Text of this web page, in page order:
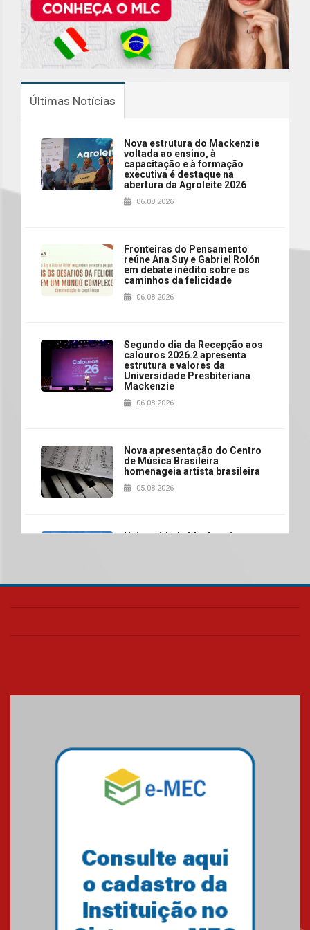
Últimas Notícias
Nova estrutura do Mackenzie
voltada ao ensino, à
capacitação e à formação
executiva é destaque na
abertura da Agroleite 2026
06.08.2026
Fronteiras do Pensamento
reúne Ana Suy e Gabriel Rolón
em debate inédito sobre os
caminhos da felicidade
06.08.2026
Segundo dia da Recepção aos
calouros 2026.2 apresenta
estrutura e valores da
Universidade Presbiteriana
Mackenzie
06.08.2026
Nova apresentação do Centro
de Música Brasileira
homenageia artista brasileira
05.08.2026
Universidade Mackenzie
das novas tecnologias em
04.08.2026
Como o Colégio Mackenzie
Brasília prepara seus
Como os pais podem investir
na educação dos filhos além da
escola